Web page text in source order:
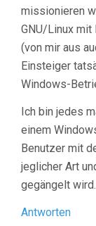
missionieren
GNU/Linux mit
(von mir aus
Einsteiger
Windows-
Ich bin jedes
einem
Benutzer mit
jeglicher Art
gegängelt wird.
Antworten